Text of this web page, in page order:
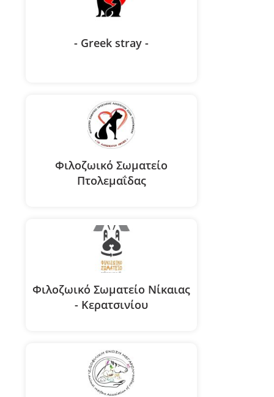
- Greek stray -
Φιλοζωικό Σωματείο
Πτολεμαΐδας
Φιλοζωικό Σωματείο Νίκαιας
- Κερατσινίου